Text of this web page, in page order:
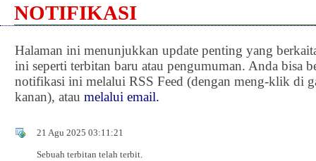
NOTIFIKASI
Halaman ini menunjukkan update penting yang
ini seperti terbitan baru atau pengumuman. Anda bisa
notifikasi ini melalui RSS Feed (dengan meng-klik di
kanan), atau melalui email.
21 Agu 2025 03:11:21
Sebuah terbitan telah terbit.